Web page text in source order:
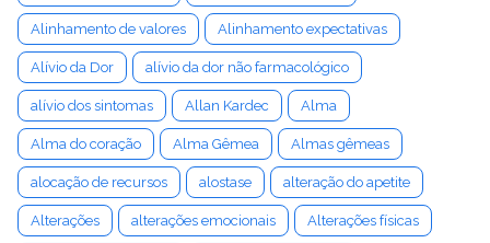
Alinhamento de valores Alinhamento expectativas
Alívio da Dor alívio da dor não farmacológico
alívio dos sintomas Allan Kardec Alma
Alma do coração Alma Gêmea Almas gêmeas
alocação de recursos alostase alteração do apetite
Alterações alterações emocionais Alterações físicas